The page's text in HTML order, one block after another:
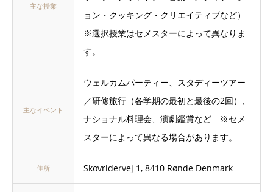
主な授業
ョン・クッキング・クリエイティブなど）
※選択授業はセメスターによって異なりま
す。
主なイベント
ウェルカムパーティー、スタディーツアー
／研修旅行（各学期の最初と最後の2回）、
ナショナル料理会、演劇鑑賞など ※セメ
スターによって異なる場合があります。
住所 Skovridervej 1, 8410 Rønde Denmark